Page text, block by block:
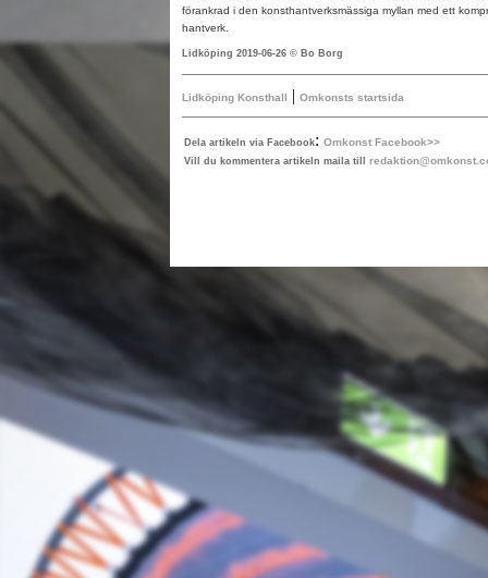
förankrad i den konsthantverksmässiga myllan med ett
hantverk.
Lidköping 2019-06-26 © Bo Borg
Lidköping Konsthall | Omkonsts startsida
Dela artikeln via Facebook: Omkonst Facebook>>
Vill du kommentera artikeln maila till